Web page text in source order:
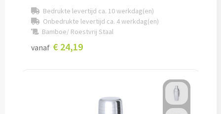
Pepermunt bedrukken
Snoeppotten bedrukken
Bedrukte levertijd ca. 10 werkdag(en)
Onbedrukte levertijd ca. 4 werkdag(en)
Bamboe/ Roestvrij Staal
vanaf € 24,19